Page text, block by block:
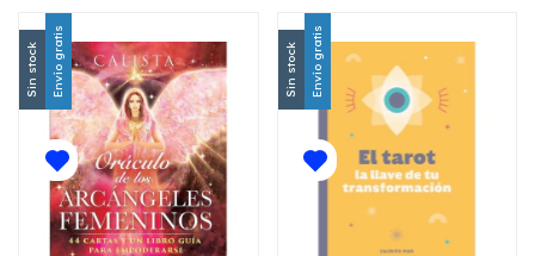
Sin stock Envío gratis Sin stock Envío gratis